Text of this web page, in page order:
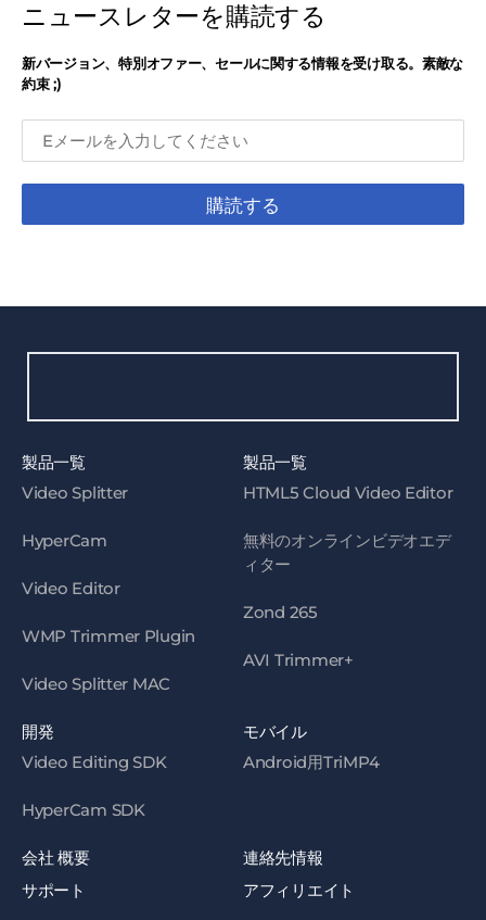
ニュースレターを購読する
新バージョン、特別オファー、セールに関する情報を受け取る。素敵な
約束 ;)
購読する
製品一覧
Video Splitter
HyperCam
Video Editor
WMP Trimmer Plugin
Video Splitter MAC
製品一覧
HTML5 Cloud Video Editor
無料のオンラインビデオエデ
ィター
Zond 265
AVI Trimmer+
開発
Video Editing SDK
HyperCam SDK
モバイル
Android用TriMP4
会社 概要
連絡先情報
サポート
アフィリエイト